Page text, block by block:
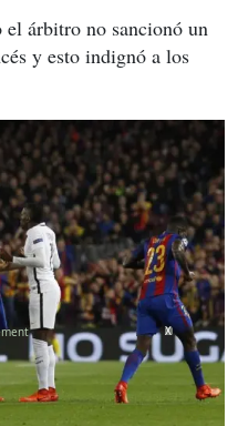
árbitro no sancionó un
y esto indignó a los
X